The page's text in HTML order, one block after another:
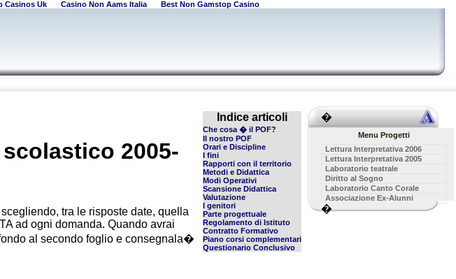
Casinos Uk Casino Non Aams Italia Best Non Gamstop Casino
Indice articoli
Che cosa � il POF?
Il nostro POF
Orari e Discipline
I fini
Rapporti con il territorio
Metodi e Didattica
Modi Operativi
Scansione Didattica
Valutazione
I genitori
Parte progettuale
Regolamento di Istituto
Contratto Formativo
Piano corsi complementari
Questionario Conclusivo
2005-
tra le risposte date, quella
ad ogni domanda. Quando avrai
al secondo foglio e consegnala�
�
Menu Progetti
Lettura Interpretativa 2006
Lettura Interpretativa 2005
Laboratorio teatrale
Diritto al Sogno
Laboratorio Canto Corale
Associazione Ex-Alunni
�